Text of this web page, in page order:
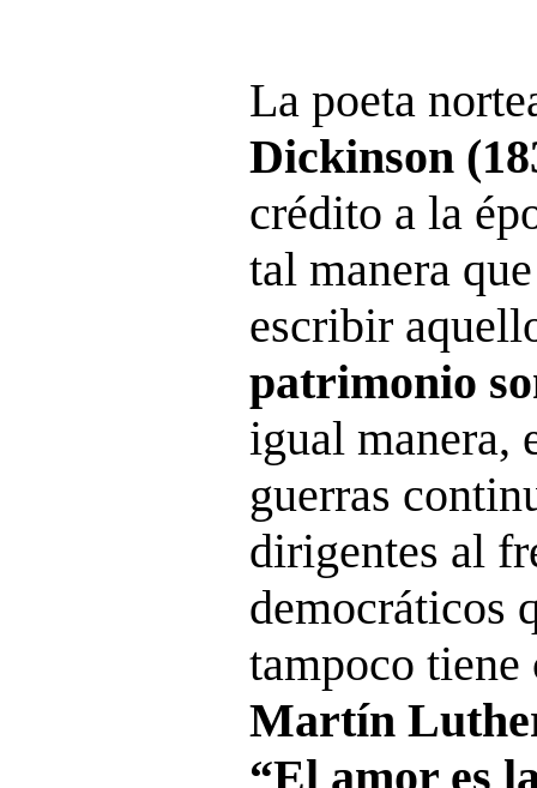
La poeta
Dickinson
crédito a la
tal manera
escribir
patrimonio
igual manera,
guerras
dirigentes al
democráticos
tampoco
Martín
“El amor es